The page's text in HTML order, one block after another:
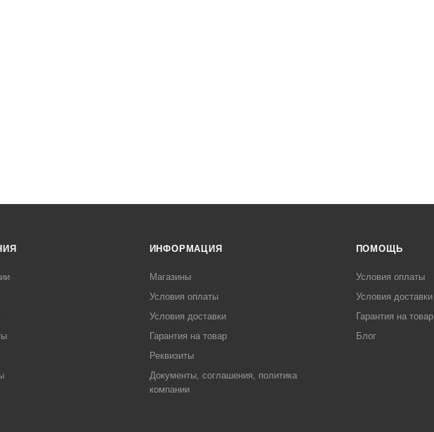
ИНФОРМАЦИЯ
Магазины
Условия оплаты
Условия доставки
Гарантия на товар
Реквизиты
Документы, соглашения, политика
компании
ПОМОЩЬ
Условия оплаты
Условия доставки
Гарантия на товар
Блог